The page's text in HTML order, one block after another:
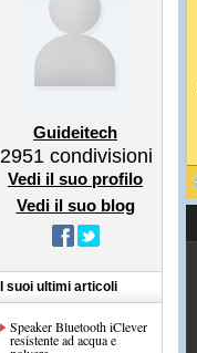
Guideitech
2951 condivisioni
Vedi il suo profilo
Vedi il suo blog
I suoi ultimi articoli
Speaker Bluetooth iClever
resistente ad acqua e